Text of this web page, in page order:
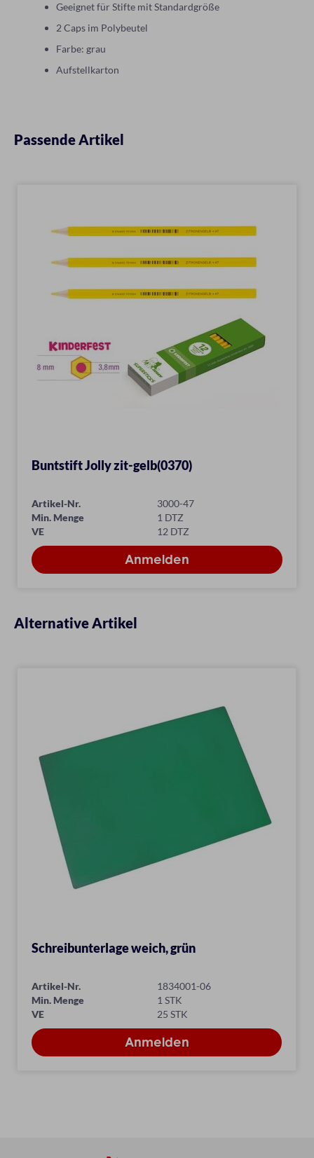
Geeignet für Stifte mit Standardgröße
2 Caps im Polybeutel
Farbe: grau
Aufstellkarton
Passende Artikel
Buntstift Jolly zit-gelb(0370)
Artikel-Nr.
3000-47
Min. Menge
1 DTZ
VE
12 DTZ
Alternative Artikel
Schreibunterlage weich, grün
Artikel-Nr.
1834001-06
Min. Menge
1 STK
VE
25 STK